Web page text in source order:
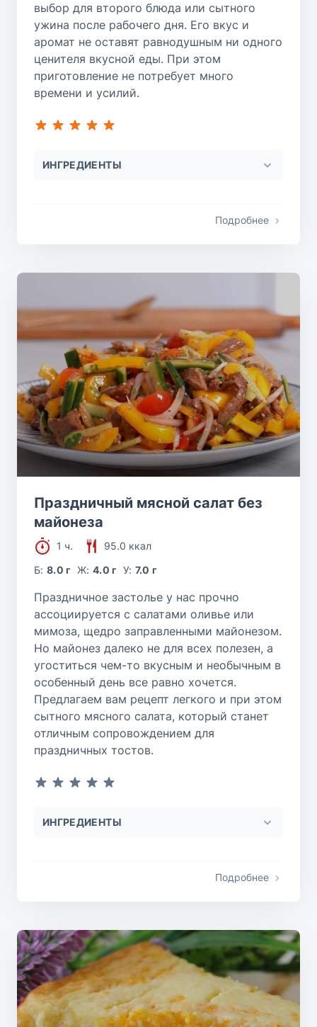
выбор для второго блюда или сытного
ужина после рабочего дня. Его вкус и
аромат не оставят равнодушным ни одного
ценителя вкусной еды. При этом
приготовление не потребует много
времени и усилий.
ИНГРЕДИЕНТЫ
Подробнее
Праздничный мясной салат без
майонеза
1 ч.
95.0 ккал
Б:8.0 г Ж: 4.0 г У: 7.0 г
Праздничное застолье у нас прочно
ассоциируется с салатами оливье или
мимоза, щедро заправленными майонезом.
Но майонез далеко не для всех полезен, а
угоститься чем-то вкусным и необычным в
особенный день все равно хочется.
Предлагаем вам рецепт легкого и при этом
сытного мясного салата, который станет
отличным сопровождением для
праздничных тостов.
ИНГРЕДИЕНТЫ
Подробнее